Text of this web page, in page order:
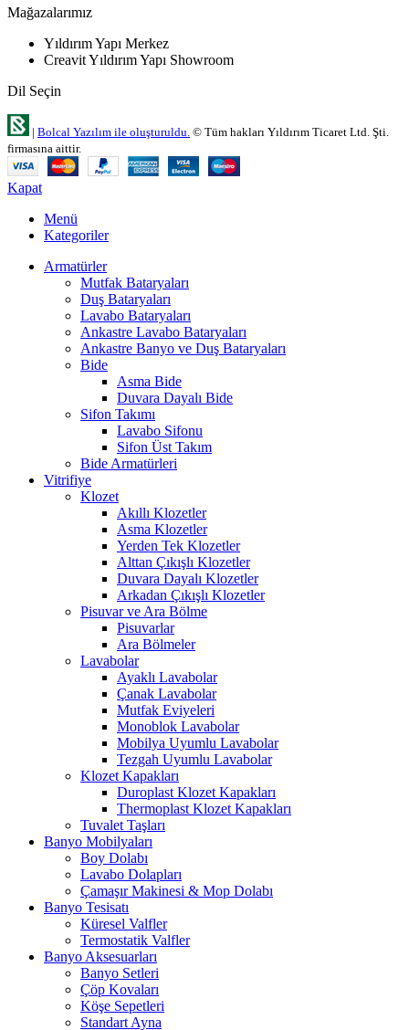
Mağazalarımız
Yıldırım Yapı Merkez
Creavit Yıldırım Yapı Showroom
Dil Seçin
| Bolcal Yazılım ile oluşturuldu. © Tüm hakları Yıldırım Ticaret Ltd. Şti.
firmasına aittir.
Kapat
Menü
Kategoriler
Armatürler
Mutfak Bataryaları
Duş Bataryaları
Lavabo Bataryaları
Ankastre Lavabo Bataryaları
Ankastre Banyo ve Duş Bataryaları
Bide
Asma Bide
Duvara Dayalı Bide
Sifon Takımı
Lavabo Sifonu
Sifon Üst Takım
Bide Armatürleri
Vitrifiye
Klozet
Akıllı Klozetler
Asma Klozetler
Yerden Tek Klozetler
Alttan Çıkışlı Klozetler
Duvara Dayalı Klozetler
Arkadan Çıkışlı Klozetler
Pisuvar ve Ara Bölme
Pisuvarlar
Ara Bölmeler
Lavabolar
Ayaklı Lavabolar
Çanak Lavabolar
Mutfak Eviyeleri
Monoblok Lavabolar
Mobilya Uyumlu Lavabolar
Tezgah Uyumlu Lavabolar
Klozet Kapakları
Duroplast Klozet Kapakları
Thermoplast Klozet Kapakları
Tuvalet Taşları
Banyo Mobilyaları
Boy Dolabı
Lavabo Dolapları
Çamaşır Makinesi & Mop Dolabı
Banyo Tesisatı
Küresel Valfler
Termostatik Valfler
Banyo Aksesuarları
Banyo Setleri
Çöp Kovaları
Köşe Sepetleri
Standart Ayna